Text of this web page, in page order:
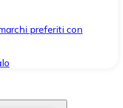
preferiti con